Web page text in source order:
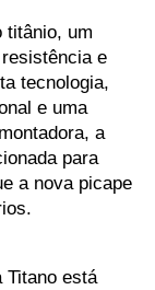
titânio, um
e
tecnologia,
e uma
a
para
a nova picape
Titano está